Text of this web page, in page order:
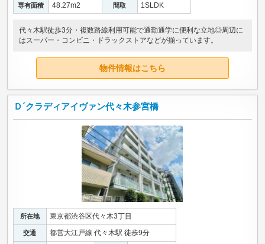
専有面積 48.27m2 間取 1SLDK
代々木駅徒歩3分・複数路線利用可能で通勤通学に便利な立地◎周辺に
はスーパー・コンビニ・ドラックストアなどが揃っています。
物件情報はこちら
Ｄ´クラディアイヴァン代々木参宮橋
所在地 東京都渋谷区代々木3丁目
交通 都営大江戸線 代々木駅 徒歩9分